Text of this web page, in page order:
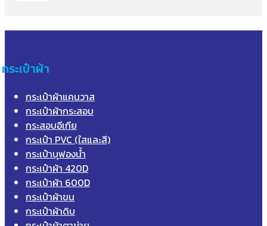
กระเป๋าผ้า
กระเป๋าผ้าแคนวาส
กระเป๋าผ้ากระสอบ
กระสอบอีเกีย
กระเป๋า PVC (ใสและสี)
กระเป๋าบุฟองน้ำ
กระเป๋าผ้า 420D
กระเป๋าผ้า 600D
กระเป๋าผ้าขน
กระเป๋าผ้าดิบ